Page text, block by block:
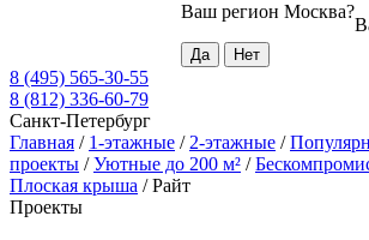
Ваш регион Москва?
8 (495) 565-30-55
8 (812) 336-60-79
Санкт-Петербург
Главная / 1-этажные / 2-этажные /
проекты /Уютные до 200 м² /
Плоская крыша /Райт
Проекты